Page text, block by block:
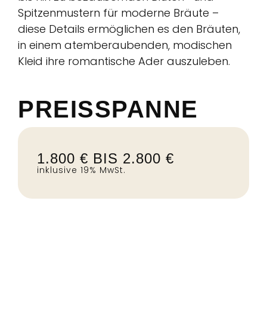
Spitzenmustern für moderne Bräute –
diese Details ermöglichen es den Bräuten,
in einem atemberaubenden, modischen
Kleid ihre romantische Ader auszuleben.
PREISSPANNE
1.800 € BIS 2.800 €
inklusive 19% MwSt.